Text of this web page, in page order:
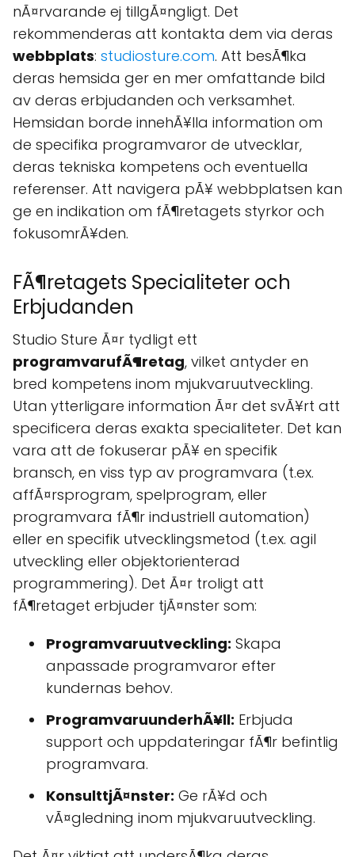
nÃ¤rvarande ej tillgÃ¤ngligt. Det
rekommenderas att kontakta dem via deras
webbplats: studiosture.com. Att besÃ¶ka
deras hemsida ger en mer omfattande bild
av deras erbjudanden och verksamhet.
Hemsidan borde innehÃ¥lla information om
de specifika programvaror de utvecklar,
deras tekniska kompetens och eventuella
referenser. Att navigera pÃ¥ webbplatsen kan
ge en indikation om fÃ¶retagets styrkor och
fokusomrÃ¥den.
FÃ¶retagets Specialiteter och
Erbjudanden
Studio Sture Ã¤r tydligt ett
programvarufÃ¶retag, vilket antyder en
bred kompetens inom mjukvaruutveckling.
Utan ytterligare information Ã¤r det svÃ¥rt att
specificera deras exakta specialiteter. Det kan
vara att de fokuserar pÃ¥ en specifik
bransch, en viss typ av programvara (t.ex.
affÃ¤rsprogram, spelprogram, eller
programvara fÃ¶r industriell automation)
eller en specifik utvecklingsmetod (t.ex. agil
utveckling eller objektorienterad
programmering). Det Ã¤r troligt att
fÃ¶retaget erbjuder tjÃ¤nster som:
Programvaruutveckling: Skapa
anpassade programvaror efter
kundernas behov.
ProgramvaruunderhÃ¥ll: Erbjuda
support och uppdateringar fÃ¶r befintlig
programvara.
KonsulttjÃ¤nster: Ge rÃ¥d och
vÃ¤gledning inom mjukvaruutveckling.